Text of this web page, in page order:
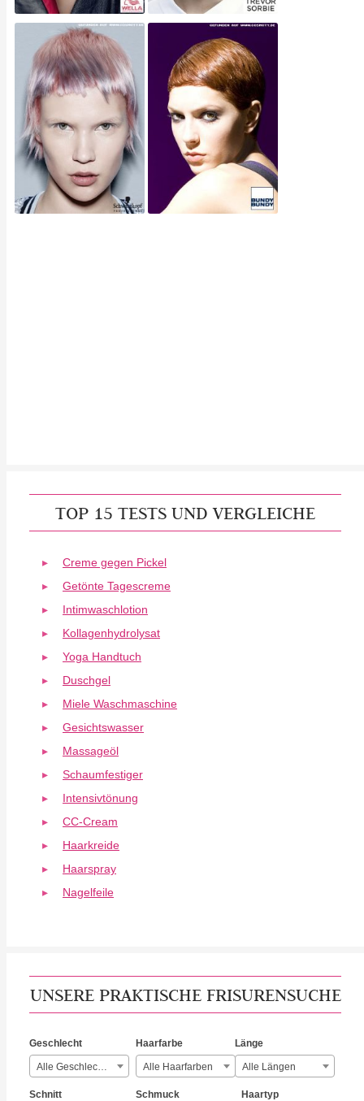
TOP 15 TESTS UND VERGLEICHE
Creme gegen Pickel
Getönte Tagescreme
Intimwaschlotion
Kollagenhydrolysat
Yoga Handtuch
Duschgel
Miele Waschmaschine
Gesichtswasser
Massageöl
Schaumfestiger
Intensivtönung
CC-Cream
Haarkreide
Haarspray
Nagelfeile
UNSERE PRAKTISCHE FRISURENSUCHE
Geschlecht
Alle Geschlechter
Haarfarbe
Alle Haarfarben
Länge
Alle Längen
Schnitt Schmuck Haartyp